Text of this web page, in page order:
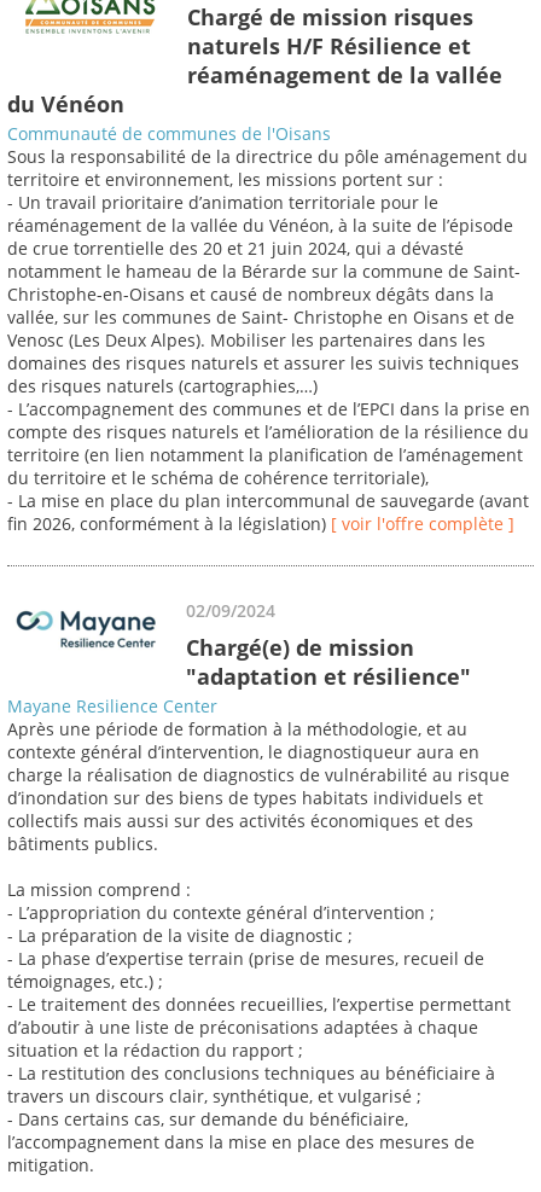
Chargé de mission risques
naturels H/F Résilience et
réaménagement de la vallée
du Vénéon
Communauté de communes de l'Oisans
Sous la responsabilité de la directrice du pôle aménagement du
territoire et environnement, les missions portent sur :
- Un travail prioritaire d’animation territoriale pour le
réaménagement de la vallée du Vénéon, à la suite de l’épisode
de crue torrentielle des 20 et 21 juin 2024, qui a dévasté
notamment le hameau de la Bérarde sur la commune de Saint-
Christophe-en-Oisans et causé de nombreux dégâts dans la
vallée, sur les communes de Saint- Christophe en Oisans et de
Venosc (Les Deux Alpes). Mobiliser les partenaires dans les
domaines des risques naturels et assurer les suivis techniques
des risques naturels (cartographies,…)
- L’accompagnement des communes et de l’EPCI dans la prise en
compte des risques naturels et l’amélioration de la résilience du
territoire (en lien notamment la planification de l’aménagement
du territoire et le schéma de cohérence territoriale),
- La mise en place du plan intercommunal de sauvegarde (avant
fin 2026, conformément à la législation) [ voir l'offre complète ]
02/09/2024
Chargé(e) de mission
"adaptation et résilience"
Mayane Resilience Center
Après une période de formation à la méthodologie, et au
contexte général d’intervention, le diagnostiqueur aura en
charge la réalisation de diagnostics de vulnérabilité au risque
d’inondation sur des biens de types habitats individuels et
collectifs mais aussi sur des activités économiques et des
bâtiments publics.
La mission comprend :
- L’appropriation du contexte général d’intervention ;
- La préparation de la visite de diagnostic ;
- La phase d’expertise terrain (prise de mesures, recueil de
témoignages, etc.) ;
- Le traitement des données recueillies, l’expertise permettant
d’aboutir à une liste de préconisations adaptées à chaque
situation et la rédaction du rapport ;
- La restitution des conclusions techniques au bénéficiaire à
travers un discours clair, synthétique, et vulgarisé ;
- Dans certains cas, sur demande du bénéficiaire,
l’accompagnement dans la mise en place des mesures de
mitigation.